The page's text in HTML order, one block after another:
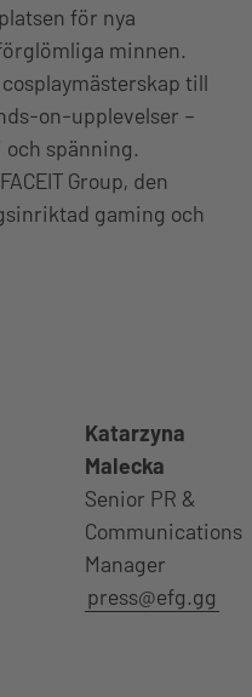
för nya
minnen.
till
on-upplevelser –
spänning.
Group, den
gaming och
Katarzyna
Malecka
Senior PR &
Communications
Manager
press@efg.gg